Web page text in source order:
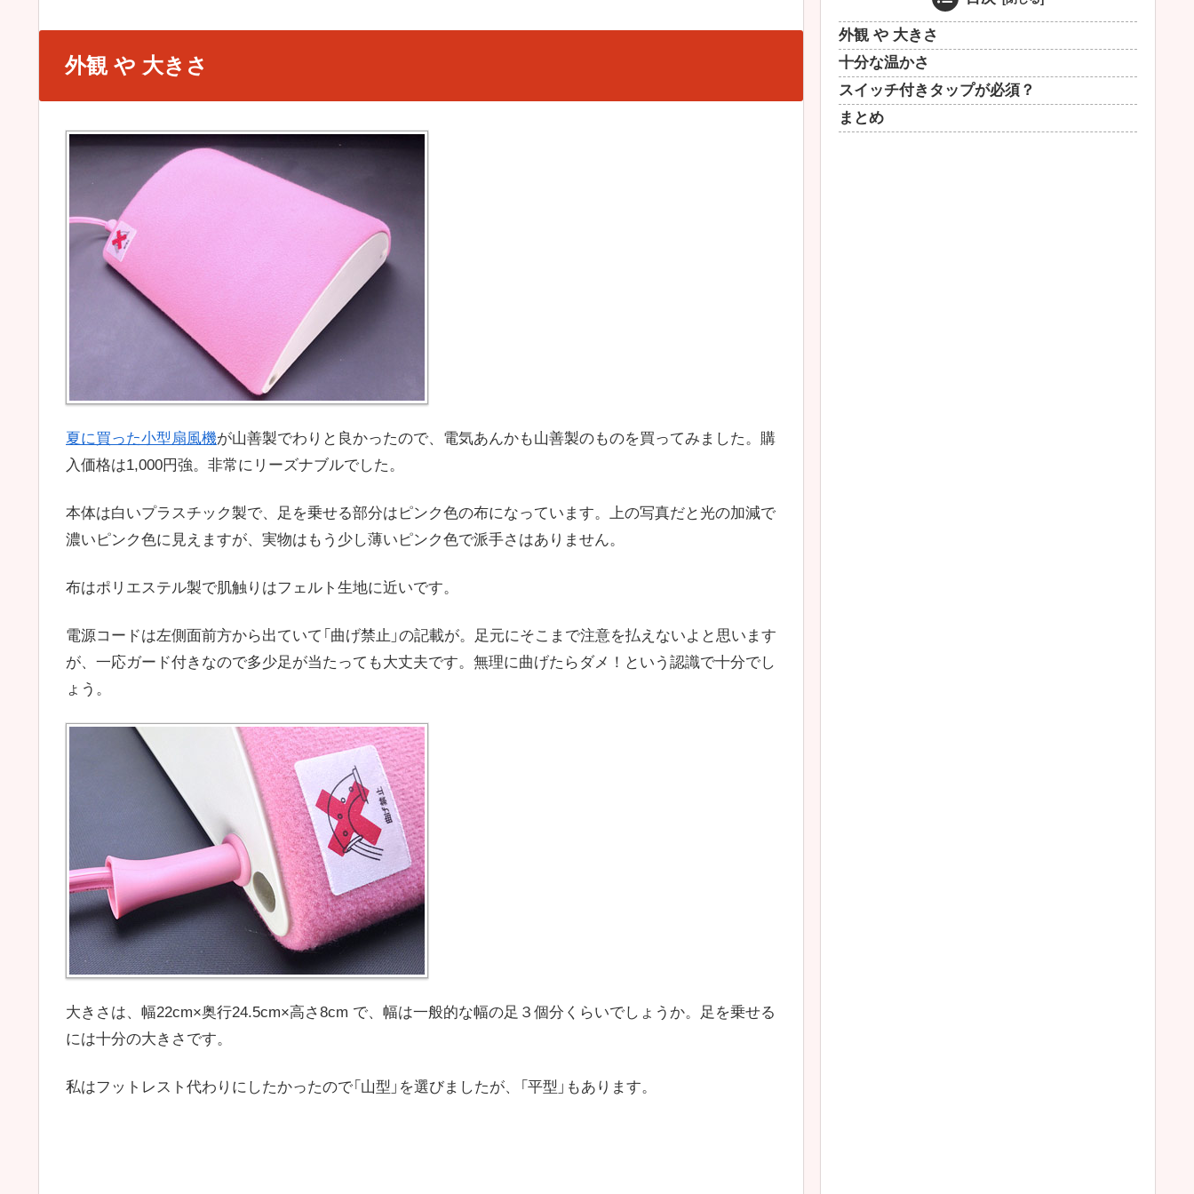
外観 や 大きさ
夏に買った小型扇風機が山善製でわりと良かったので、電気あんかも山善製のものを買ってみました。購
入価格は1,000円強。非常にリーズナブルでした。
本体は白いプラスチック製で、足を乗せる部分はピンク色の布になっています。上の写真だと光の加減で
濃いピンク色に見えますが、実物はもう少し薄いピンク色で派手さはありません。
布はポリエステル製で肌触りはフェルト生地に近いです。
電源コードは左側面前方から出ていて「曲げ禁止」の記載が。足元にそこまで注意を払えないよと思います
が、一応ガード付きなので多少足が当たっても大丈夫です。無理に曲げたらダメ！という認識で十分でし
ょう。
大きさは、幅22cm×奥行24.5cm×高さ8cm で、幅は一般的な幅の足３個分くらいでしょうか。足を乗せる
には十分の大きさです。
私はフットレスト代わりにしたかったので「山型」を選びましたが、「平型」もあります。
外観 や 大きさ
十分な温かさ
スイッチ付きタップが必須？
まとめ